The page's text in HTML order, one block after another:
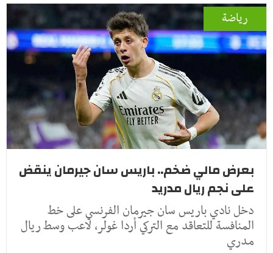
رياضة
بعرض مالي ضخم.. باريس سان جيرمان ينقض
على نجم ريال مدريد
دخل نادي باريس سان جيرمان الفرنسي على خط
المنافسة للتعاقد مع التركي أردا غولر، لاعب وسط ريال
مدري